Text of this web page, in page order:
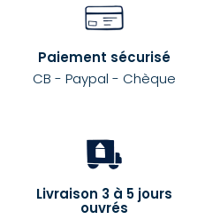
Paiement sécurisé
CB - Paypal - Chèque
Livraison 3 à 5 jours
ouvrés